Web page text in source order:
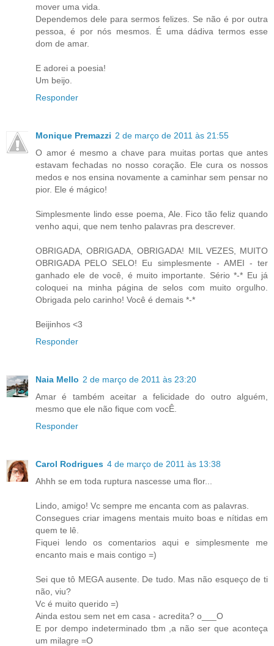
mover uma vida.
Dependemos dele para sermos felizes. Se não é por outra
pessoa, é por nós mesmos. É uma dádiva termos esse
dom de amar.
E adorei a poesia!
Um beijo.
Responder
Monique Premazzi 2 de março de 2011 às 21:55
O amor é mesmo a chave para muitas portas que antes
estavam fechadas no nosso coração. Ele cura os nossos
medos e nos ensina novamente a caminhar sem pensar no
pior. Ele é mágico!
Simplesmente lindo esse poema, Ale. Fico tão feliz quando
venho aqui, que nem tenho palavras pra descrever.
OBRIGADA, OBRIGADA, OBRIGADA! MIL VEZES, MUITO
OBRIGADA PELO SELO! Eu simplesmente - AMEI - ter
ganhado ele de você, é muito importante. Sério *-* Eu já
coloquei na minha página de selos com muito orgulho.
Obrigada pelo carinho! Você é demais *-*
Beijinhos <3
Responder
Naia Mello 2 de março de 2011 às 23:20
Amar é também aceitar a felicidade do outro alguém,
mesmo que ele não fique com vocÊ.
Responder
Carol Rodrigues 4 de março de 2011 às 13:38
Ahhh se em toda ruptura nascesse uma flor...
Lindo, amigo! Vc sempre me encanta com as palavras.
Consegues criar imagens mentais muito boas e nítidas em
quem te lê.
Fiquei lendo os comentarios aqui e simplesmente me
encanto mais e mais contigo =)
Sei que tô MEGA ausente. De tudo. Mas não esqueço de ti
não, viu?
Vc é muito querido =)
Ainda estou sem net em casa - acredita? o___O
E por dempo indeterminado tbm ,a não ser que aconteça
um milagre =O